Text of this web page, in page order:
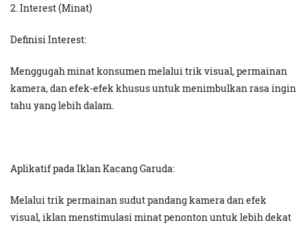
2. Interest (Minat)
Definisi Interest:
Menggugah minat konsumen melalui trik visual, permainan
kamera, dan efek-efek khusus untuk menimbulkan rasa ingin
tahu yang lebih dalam.
Aplikatif pada Iklan Kacang Garuda:
Melalui trik permainan sudut pandang kamera dan efek
visual, iklan menstimulasi minat penonton untuk lebih dekat